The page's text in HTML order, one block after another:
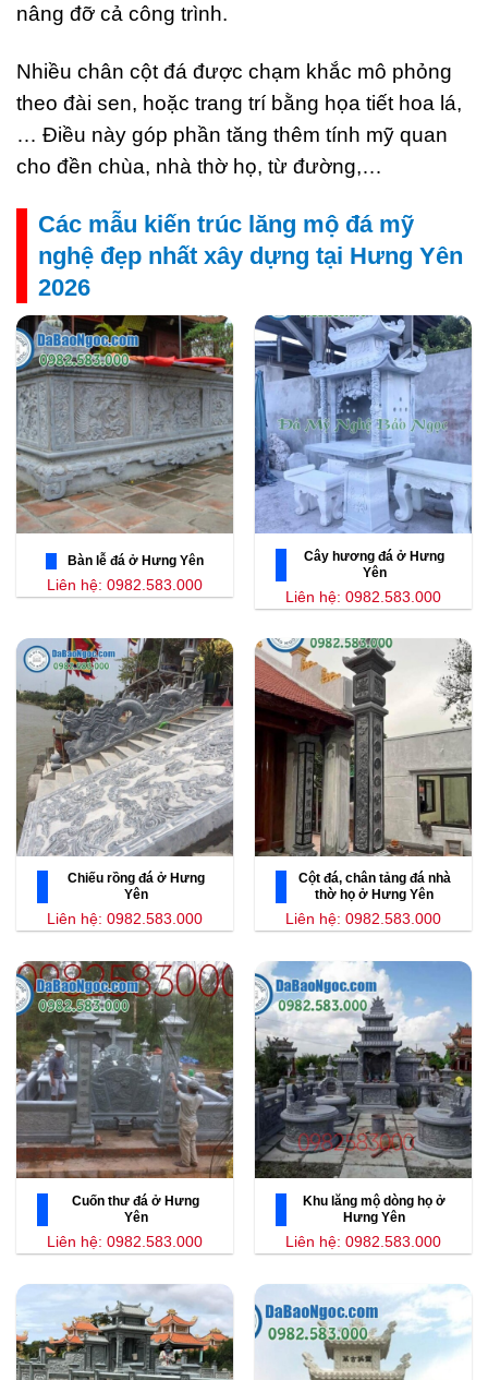
nâng đỡ cả công trình.
Nhiều chân cột đá được chạm khắc mô phỏng
theo đài sen, hoặc trang trí bằng họa tiết hoa lá,
… Điều này góp phần tăng thêm tính mỹ quan
cho đền chùa, nhà thờ họ, từ đường,…
Các mẫu kiến trúc lăng mộ đá mỹ
nghệ đẹp nhất xây dựng tại Hưng Yên
2026
Bàn lễ đá ở Hưng Yên
Liên hệ: 0982.583.000
Cây hương đá ở Hưng
Yên
Liên hệ: 0982.583.000
Chiếu rồng đá ở Hưng
Yên
Liên hệ: 0982.583.000
Cột đá, chân tảng đá nhà
thờ họ ở Hưng Yên
Liên hệ: 0982.583.000
Cuốn thư đá ở Hưng
Yên
Liên hệ: 0982.583.000
Khu lăng mộ dòng họ ở
Hưng Yên
Liên hệ: 0982.583.000